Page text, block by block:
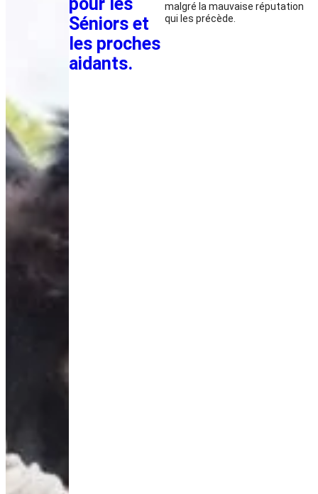
pour les
Séniors et
les proches
aidants.
malgré la mauvaise réputation
qui les précède.